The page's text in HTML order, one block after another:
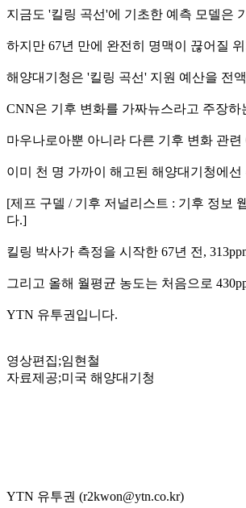
지금도 '킬링 곡선'에 기초한 예측 모델은
하지만 67년 만에 완전히 명맥이 끊어질
해양대기청은 '킬링 곡선' 지원 예산을 전
CNN은 기후 변화를 가짜뉴스라고 주장
마우나로아뿐 아니라 다른 기후 변화 관
이미 천 명 가까이 해고된 해양대기청에
[제프 구델 / 기후 저널리스트 : 기후 정보
다.]
킬링 박사가 측정을 시작한 67년 전,
그리고 올해 월평균 농도는 처음으로
YTN 유투권입니다.
영상편집;임현철
자료제공;미국 해양대기청
YTN 유투권 (r2kwon@ytn.co.kr)